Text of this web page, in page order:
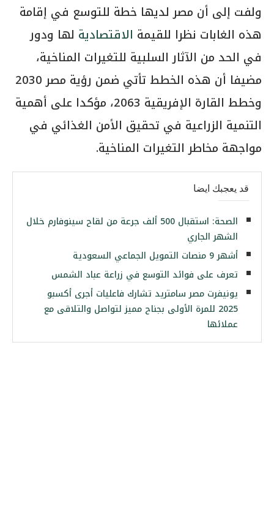
ولفت إلى أن مصر لديها خطة للتوسع في إقامة
هذه الغابات نظرا للقيمة الاقتصادية لها ودور
في الحد من الآثار السلبية للتغيرات المناخية،
مضيفا أن هذه الخطط تأتي ضمن رؤية مصر 2030
وخطط القارة الإفريقية 2063، مؤكدا على أهمية
التنمية الزراعية في تحقيق الأمن الغذائي في
مواجهة مخاطر التغيرات المناخية.
قد يعجبك ايضا
الصحة: استقبال 500 ألف جرعة من لقاح سينوفارم خلال
الشهر الجاري
أشهر 9 منصات التمويل الجماعي السعودية
تعرف على فوائد التوسع في زراعة عباد الشمس
يونيفرت مصر سامتريد تشارك فاعليات أجرى أكسبو
2025 للمرة الأولى بجناح مميز لتواصل والتلاقى مع
عملائها